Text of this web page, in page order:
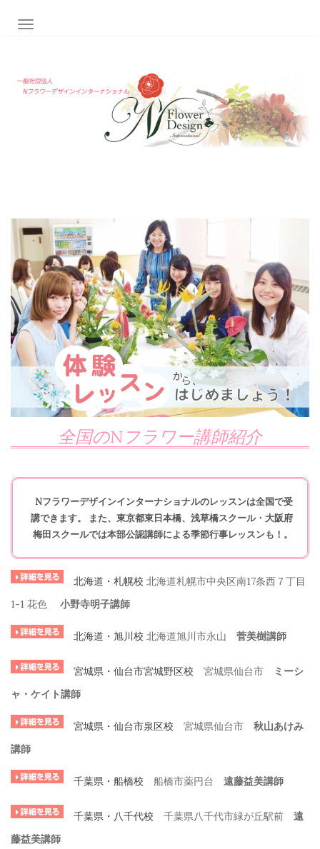
ナビゲーション切り替え
全国のNフラワー講師紹介
Nフラワーデザインインターナショナルのレッスンは全国で受
講できます。
また、東京都東日本橋、浅草橋スクール・大阪府
梅田スクールでは本部公認講師による季節行事レッスンも！。
北海道・ 札幌校 北海道札幌市中央区南17条西７丁目
1-1 花色 小野寺明子講師
北海道・旭川校 北海道旭川市永山 菅美樹講師
宮城県・仙台市宮城野区校 宮城県仙台市
ミーシ
ャ・ケイト講師
宮城県・仙台市泉区校 宮城県仙台市 秋山あけみ
講師
千葉県・船橋校 船橋市薬円台 遠藤益美講師
千葉県・八千代校 千葉県八千代市緑が丘駅前 遠
藤益美講師